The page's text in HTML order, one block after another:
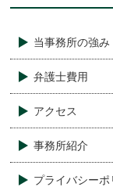
当事務所の強み
弁護士費用
アクセス
事務所紹介
プライバシーポ